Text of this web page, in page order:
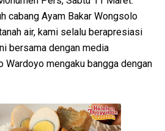
cabang Ayam Bakar Wongsolo
air, kami selalu berapresiasi
bersama dengan media
Wardoyo mengaku bangga dengan